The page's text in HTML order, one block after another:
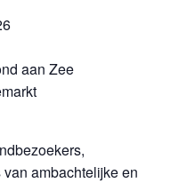
aan Zee
ambachtelijke en